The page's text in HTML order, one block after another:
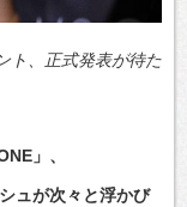
ト、正式発表が待た
」、
ュが次々と浮かび